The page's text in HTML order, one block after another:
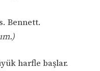
Bennett.
harfle başlar.